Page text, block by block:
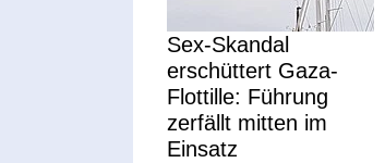
Sex-Skandal
erschüttert Gaza-
Flottille: Führung
zerfällt mitten im
Einsatz